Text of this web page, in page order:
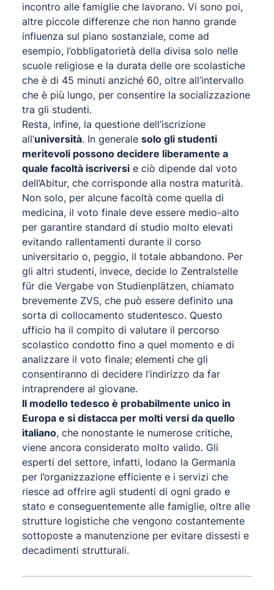
incontro alle famiglie che lavorano. Vi sono poi,
altre piccole differenze che non hanno grande
influenza sul piano sostanziale, come ad
esempio, l’obbligatorietà della divisa solo nelle
scuole religiose e la durata delle ore scolastiche
che è di 45 minuti anziché 60, oltre all’intervallo
che è più lungo, per consentire la socializzazione
tra gli studenti.
Resta, infine, la questione dell’iscrizione
all’università. In generale solo gli studenti
meritevoli possono decidere liberamente a
quale facoltà iscriversi e ciò dipende dal voto
dell’Abitur, che corrisponde alla nostra maturità.
Non solo, per alcune facoltà come quella di
medicina, il voto finale deve essere medio-alto
per garantire standard di studio molto elevati
evitando rallentamenti durante il corso
universitario o, peggio, il totale abbandono. Per
gli altri studenti, invece, decide lo Zentralstelle
für die Vergabe von Studienplätzen, chiamato
brevemente ZVS, che può essere definito una
sorta di collocamento studentesco. Questo
ufficio ha il compito di valutare il percorso
scolastico condotto fino a quel momento e di
analizzare il voto finale; elementi che gli
consentiranno di decidere l’indirizzo da far
intraprendere al giovane.
Il modello tedesco è probabilmente unico in
Europa e si distacca per molti versi da quello
italiano, che nonostante le numerose critiche,
viene ancora considerato molto valido. Gli
esperti del settore, infatti, lodano la Germania
per l’organizzazione efficiente e i servizi che
riesce ad offrire agli studenti di ogni grado e
stato e conseguentemente alle famiglie, oltre alle
strutture logistiche che vengono costantemente
sottoposte a manutenzione per evitare dissesti e
decadimenti strutturali.